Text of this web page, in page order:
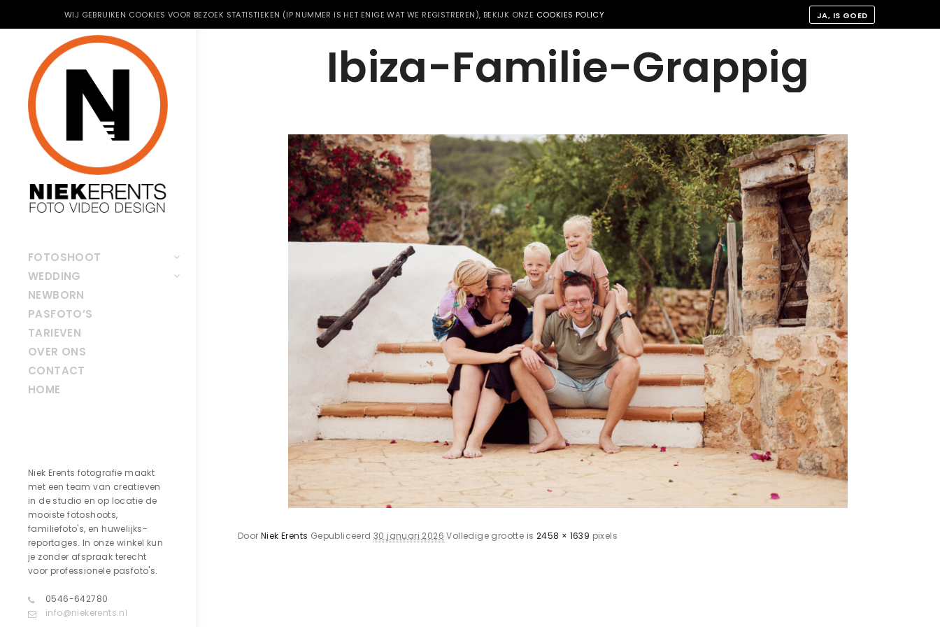
FOTOSHOOT
WEDDING
NEWBORN
PASFOTO’S
TARIEVEN
OVER ONS
CONTACT
HOME
Niek Erents fotografie maakt
met een team van creatieven
in de studio en op locatie de
mooiste fotoshoots,
familiefoto's, en huwelijks-
reportages. In onze winkel kun
je zonder afspraak terecht
voor professionele pasfoto's.
0546-642780
info@niekerents.nl
Ibiza-Familie-Grappig
Door Niek Erents Gepubliceerd30 januari 2026 Volledige grootte is 2458 × 1639 pixels
WIJ GEBRUIKEN COOKIES VOOR BEZOEK STATISTIEKEN (IP NUMMER IS HET ENIGE WAT WE REGISTREREN), BEKIJK ONZE COOKIES POLICY JA, IS GOED